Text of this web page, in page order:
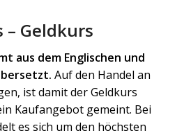
– Geldkurs
aus dem Englischen und
Auf den Handel an
ist damit der Geldkurs
Kaufangebot gemeint. Bei
es sich um den höchsten